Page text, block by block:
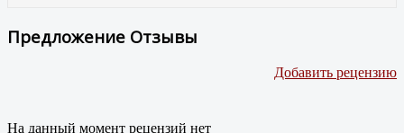
Предложение Отзывы
Добавить рецензию
На данный момент рецензий нет